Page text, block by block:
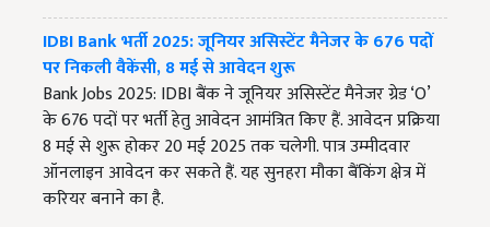
IDBI Bank भर्ती 2025: जूनियर असिस्टेंट मैनेजर के 676 पदों
पर निकली वैकेंसी, 8 मई से आवेदन शुरू
Bank Jobs 2025: IDBI बैंक ने जूनियर असिस्टेंट मैनेजर ग्रेड ‘O’
के 676 पदों पर भर्ती हेतु आवेदन आमंत्रित किए हैं. आवेदन प्रक्रिया
8 मई से शुरू होकर 20 मई 2025 तक चलेगी. पात्र उम्मीदवार
ऑनलाइन आवेदन कर सकते हैं. यह सुनहरा मौका बैंकिंग क्षेत्र में
करियर बनाने का है.